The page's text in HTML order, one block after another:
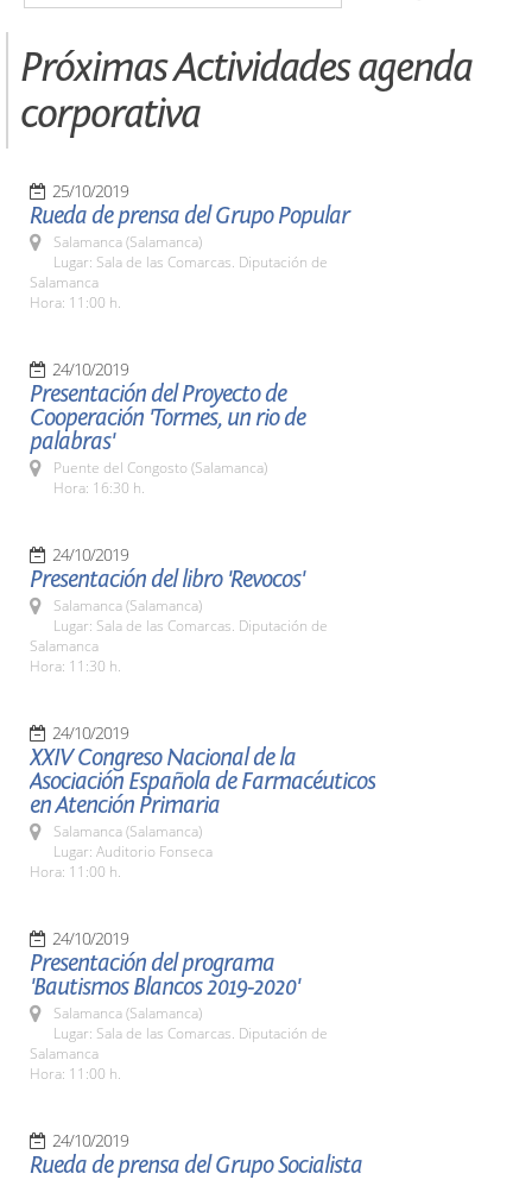
Próximas Actividades agenda
corporativa
25/10/2019
Rueda de prensa del Grupo Popular
Salamanca (Salamanca)
Lugar: Sala de las Comarcas. Diputación de
Salamanca
Hora: 11:00 h.
24/10/2019
Presentación del Proyecto de
Cooperación 'Tormes, un rio de
palabras'
Puente del Congosto (Salamanca)
Hora: 16:30 h.
24/10/2019
Presentación del libro 'Revocos'
Salamanca (Salamanca)
Lugar: Sala de las Comarcas. Diputación de
Salamanca
Hora: 11:30 h.
24/10/2019
XXIV Congreso Nacional de la
Asociación Española de Farmacéuticos
en Atención Primaria
Salamanca (Salamanca)
Lugar: Auditorio Fonseca
Hora: 11:00 h.
24/10/2019
Presentación del programa
'Bautismos Blancos 2019-2020'
Salamanca (Salamanca)
Lugar: Sala de las Comarcas. Diputación de
Salamanca
Hora: 11:00 h.
24/10/2019
Rueda de prensa del Grupo Socialista